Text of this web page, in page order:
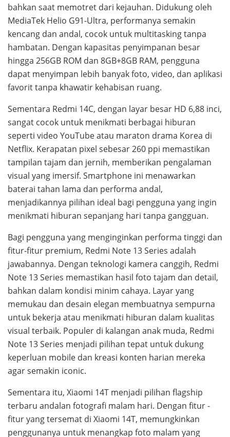
bahkan saat memotret dari kejauhan. Didukung oleh
MediaTek Helio G91-Ultra, performanya semakin
kencang dan andal, cocok untuk multitasking tanpa
hambatan. Dengan kapasitas penyimpanan besar
hingga 256GB ROM dan 8GB+8GB RAM, pengguna
dapat menyimpan lebih banyak foto, video, dan aplikasi
favorit tanpa khawatir kehabisan ruang.
Sementara Redmi 14C, dengan layar besar HD 6,88 inci,
sangat cocok untuk menikmati berbagai hiburan
seperti video YouTube atau maraton drama Korea di
Netflix. Kerapatan pixel sebesar 260 ppi memastikan
tampilan tajam dan jernih, memberikan pengalaman
visual yang imersif. Smartphone ini menawarkan
baterai tahan lama dan performa andal,
menjadikannya pilihan ideal bagi pengguna yang ingin
menikmati hiburan sepanjang hari tanpa gangguan.
Bagi pengguna yang menginginkan performa tinggi dan
fitur-fitur premium, Redmi Note 13 Series adalah
jawabannya. Dengan teknologi kamera canggih, Redmi
Note 13 Series memastikan hasil foto tajam dan detail,
bahkan dalam kondisi minim cahaya. Layar yang
memukau dan desain elegan membuatnya sempurna
untuk bekerja atau menikmati hiburan dalam kualitas
visual terbaik. Populer di kalangan anak muda, Redmi
Note 13 Series menjadi pilihan tepat untuk dukung
keperluan mobile dan kreasi konten harian mereka
agar semakin iconic.
Sementara itu, Xiaomi 14T menjadi pilihan flagship
terbaru andalan fotografi malam hari. Dengan fitur -
fitur yang tersemat di Xiaomi 14T, memungkinkan
penggunanya untuk menangkap foto malam yang